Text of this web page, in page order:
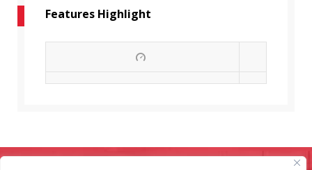
Features Highlight